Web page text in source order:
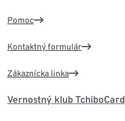
Pomoc
Kontaktný formulár
Zákaznícka linka
Vernostný klub TchiboCard